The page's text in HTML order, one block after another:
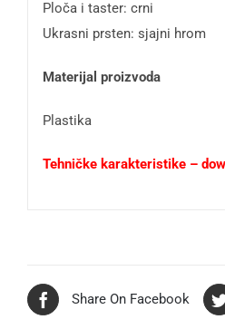
Ploča i taster: crni
Ukrasni prsten: sjajni hrom
Materijal proizvoda
Plastika
Tehničke karakteristike –
Share On Facebook